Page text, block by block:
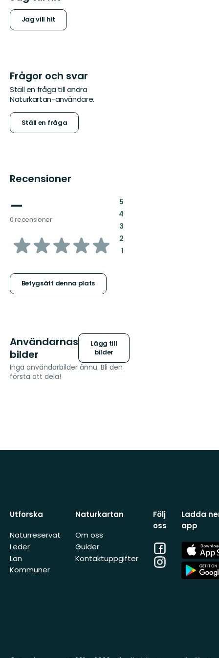
Jag vill hit
Frågor och svar
Ställ en fråga till andra
Naturkartan-användare.
Ställ en fråga
Recensioner
—
0 recensioner
av
stjärnor
Betygsätt denna plats
5:
4:
3:
2:
1:
Användarnas
bilder
Lägg till
bilder
Inga användarbilder ännu. Bli den
första att dela!
Utforska
Naturreservat
Leder
Län
Kommuner
Naturkartan
Om oss
Guider
Kontaktuppgifter
Följ
oss
Facebook
Instagram
Ladda
app
App
Store
App
Store